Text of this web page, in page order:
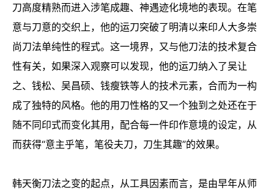
刀高度精熟而进入涉笔成趣、神遇迹化境地的表现。在笔
意与刀意的交织上，他的运刀突破了明清以来印人大多崇
尚刀法单纯性的程式。这一境界，又与他刀法的技术复合
性有关，如果深入观察可以发现，他的运刀纳入了吴让
之、钱松、吴昌硕、钱瘦铁等人的技术元素，合而为一构
成了独特的风格。他的用刀性格的又一个独到之处还在于
随不同印式而变化其用，配合每一件印作意境的设定，从
而获得“意主乎笔，笔役夫刀，刀生其趣”的效果。
韩天衡刀法之变的起点，从工具因素而言，是由早年从师